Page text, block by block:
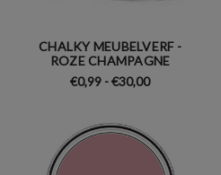
CHALKY MEUBELVERF -
ROZE CHAMPAGNE
€0,99 - €30,00